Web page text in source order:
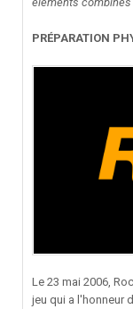
PRÉPARATION
Le 23 mai 2006,
jeu qui a l'honneur